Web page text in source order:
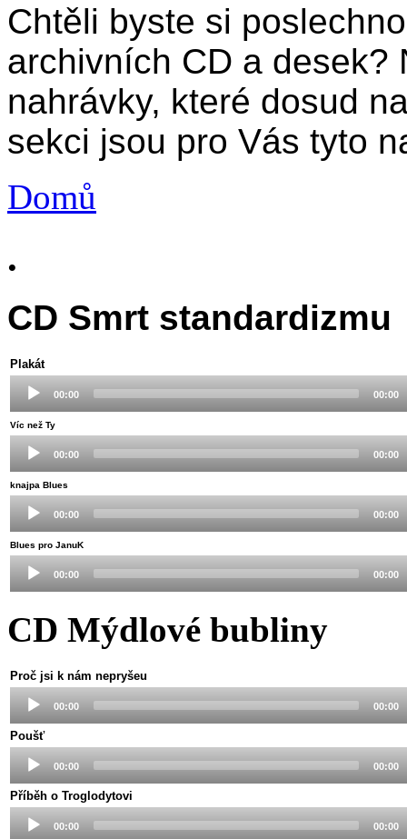
Chtěli byste si
archivních CD a desek?
nahrávky, které dosud
sekci jsou pro Vás tyto
Domů
.
CD Smrt standardizmu
Plakát
Player
00:00 00:00
Víc než Ty
Player
00:00 00:00
knajpa Blues
Player
00:00 00:00
Blues pro JanuK
Player
00:00 00:00
CD Mýdlové bubliny
Proč jsi k nám nepryšeu
Player
00:00 00:00
Poušť
Player
00:00 00:00
Příběh o Troglodytovi
Player
00:00 00:00